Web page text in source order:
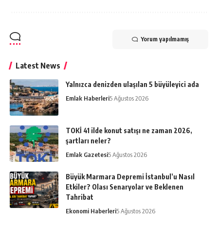
Yorum yapılmamış
Latest News
Yalnızca denizden ulaşılan 5 büyüleyici ada
Emlak Haberleri5 Ağustos 2026
TOKİ 41 ilde konut satışı ne zaman 2026,
şartları neler?
Emlak Gazetesi5 Ağustos 2026
Büyük Marmara Depremi İstanbul’u Nasıl
Etkiler? Olası Senaryolar ve Beklenen
Tahribat
Ekonomi Haberleri5 Ağustos 2026